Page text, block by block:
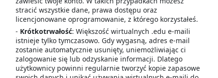
stracić wszystkie dane, prawa dostępu oraz
licencjonowane oprogramowanie, z którego korzystałeś.
- Krótkotrwałość: Większość wirtualnych .edu e-maili
istnieje tylko tymczasowo. Gdy wygasną, adres e-mail
zostanie automatycznie usunięty, uniemożliwiając ci
zalogowanie się lub odzyskanie informacji. Dlatego
użytkownicy powinni regularnie tworzyć kopie zapasowe